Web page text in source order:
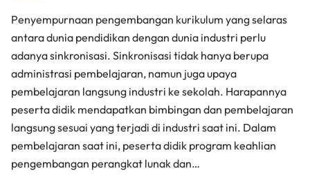
Penyempurnaan pengembangan kurikulum yang selaras
antara dunia pendidikan dengan dunia industri perlu
adanya sinkronisasi. Sinkronisasi tidak hanya berupa
administrasi pembelajaran, namun juga upaya
pembelajaran langsung industri ke sekolah. Harapannya
peserta didik mendapatkan bimbingan dan pembelajaran
langsung sesuai yang terjadi di industri saat ini. Dalam
pembelajaran saat ini, peserta didik program keahlian
pengembangan perangkat lunak dan…